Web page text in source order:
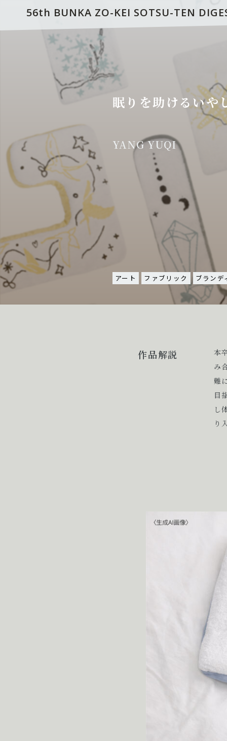
56th BUNKA ZO-KEI SOTSU-TEN
眠りを助けるいや
YANG YUQI
アート ファブリック ブランデ
作品解説
本
み
難
目
し
り